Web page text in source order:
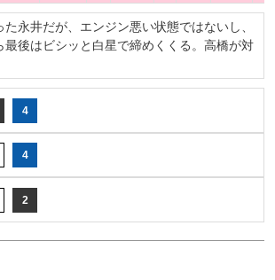
永井だが、エンジン悪い状態ではないし、
最後はビシッと白星で締めくくる。高橋が対
4
4
2